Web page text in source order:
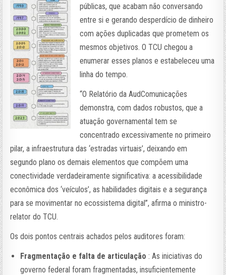
públicas, que acabam não conversando
entre si e gerando desperdício de dinheiro
com ações duplicadas que prometem os
mesmos objetivos. O TCU chegou a
enumerar esses planos e estabeleceu uma
linha do tempo.
“O Relatório da AudComunicações
demonstra, com dados robustos, que a
atuação governamental tem se
concentrado excessivamente no primeiro
pilar, a infraestrutura das ‘estradas virtuais’, deixando em
segundo plano os demais elementos que compõem uma
conectividade verdadeiramente significativa: a acessibilidade
econômica dos ‘veículos’, as habilidades digitais e a segurança
para se movimentar no ecossistema digital”, afirma o ministro-
relator do TCU.
Os dois pontos centrais achados pelos auditores foram:
Fragmentação e falta de articulação : As iniciativas do
governo federal foram fragmentadas, insuficientemente